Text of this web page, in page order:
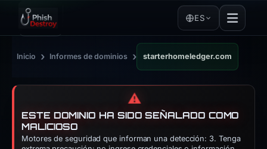
ES
Inicio › Informes de dominios › starterhomeledger.com
⚠️
ESTE DOMINIO HA SIDO SEÑALADO COMO
MALICIOSO
Motores de seguridad que informan una detección: 3. Tenga